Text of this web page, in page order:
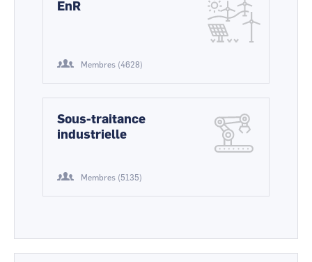
EnR
Membres (4628)
Sous-traitance
industrielle
Membres (5135)